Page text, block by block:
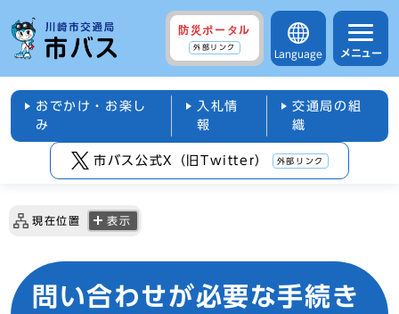
防災ポータル
外部リンク
Language メニュー
おでかけ・お楽し
み
入札情
報
交通局の組
織
市バス公式X（旧Twitter） 外部リンク
現在位置 表示
問い合わせが必要な手続き